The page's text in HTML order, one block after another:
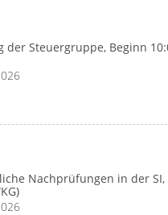
der Steuergruppe, Beginn
Nachprüfungen in der SI,